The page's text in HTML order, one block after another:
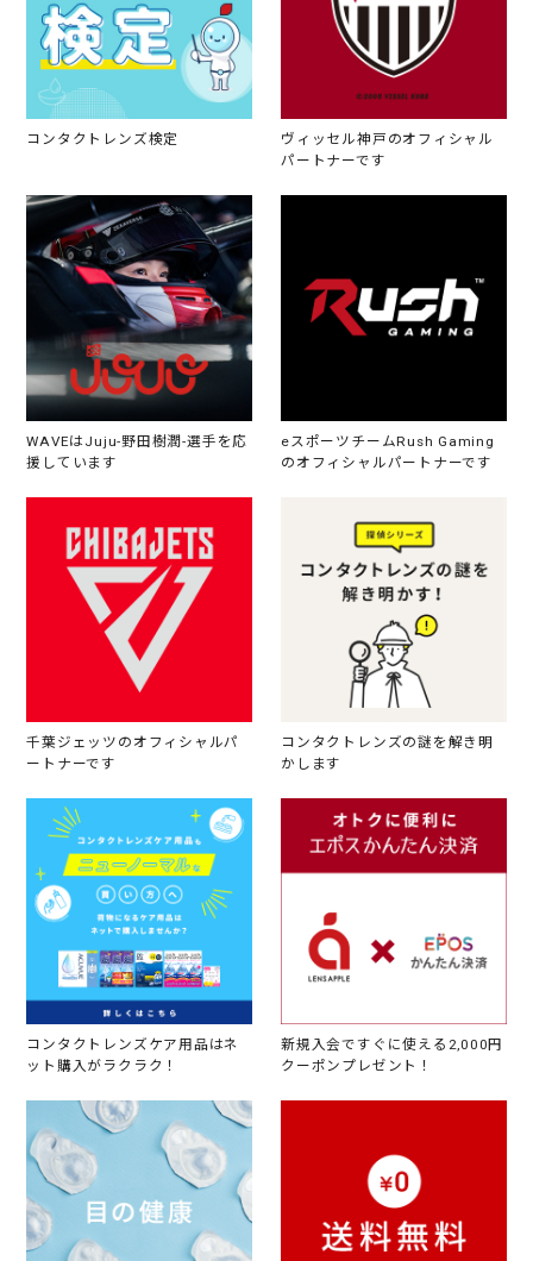
コンタクトレンズ検定
ヴィッセル神戸のオフィシャル
パートナーです
WAVEはJuju-野田樹潤-選手を応
援しています
eスポーツチームRush Gaming
のオフィシャルパートナーです
千葉ジェッツのオフィシャルパ
ートナーです
コンタクトレンズの謎を解き明
かします
コンタクトレンズケア用品はネ
ット購入がラクラク！
新規入会ですぐに使える2,000円
クーポンプレゼント！